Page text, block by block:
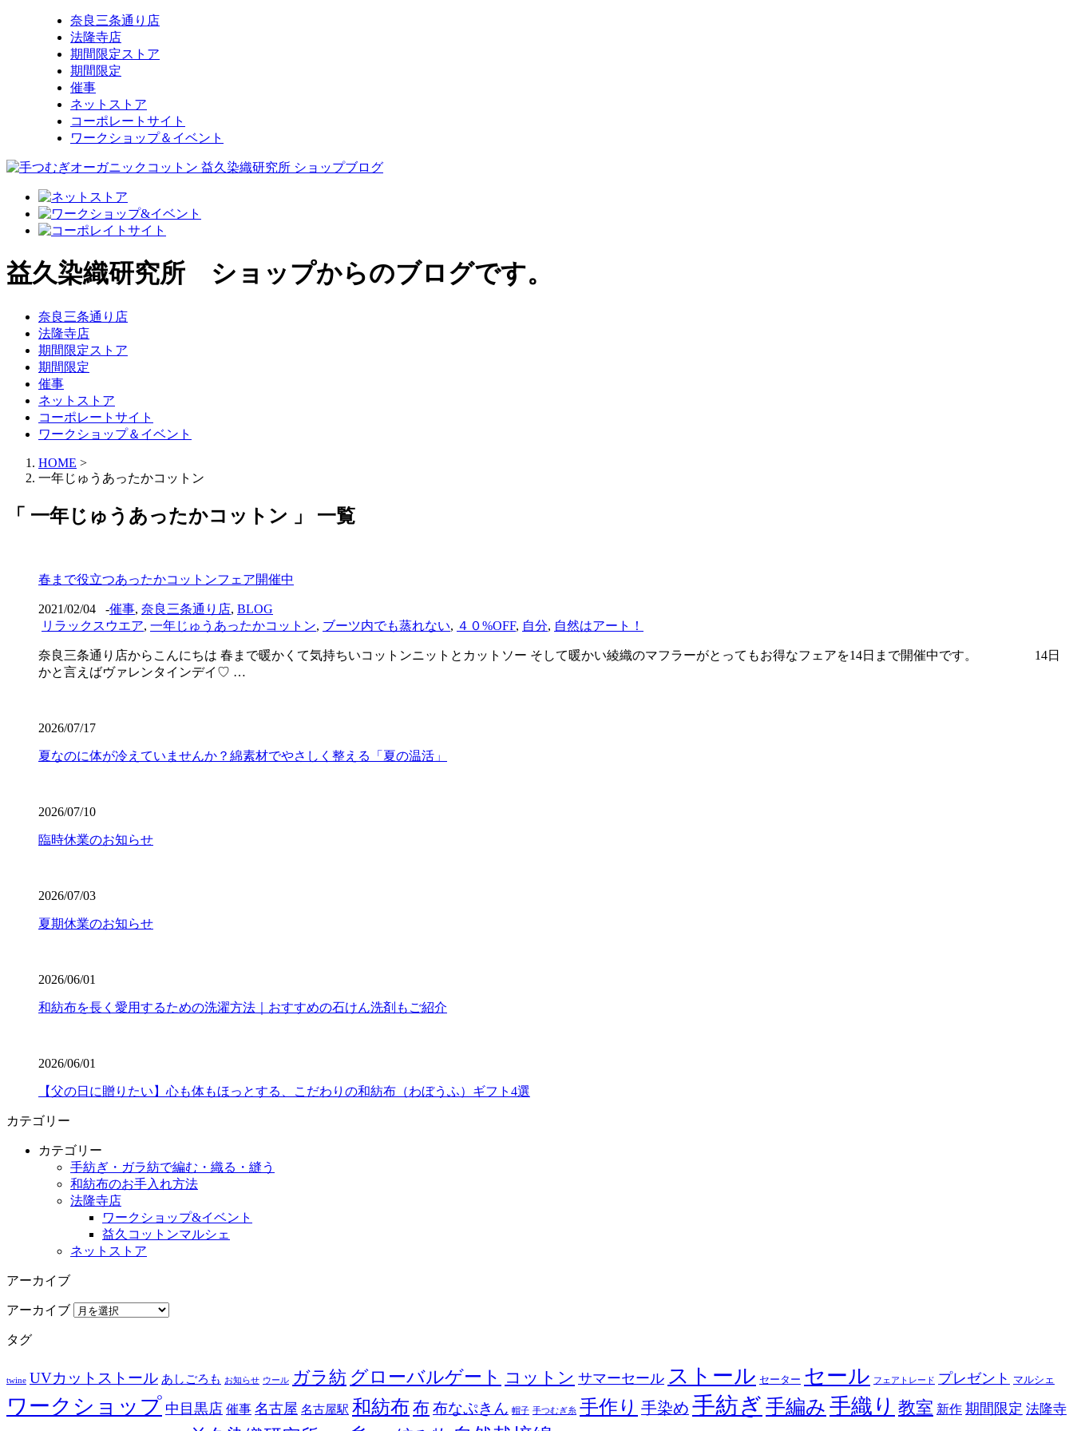
奈良三条通り店
法隆寺店
期間限定ストア
期間限定
催事
ネットストア
コーポレートサイト
ワークショップ＆イベント
益久染織研究所 ショップからのブログです。
奈良三条通り店
法隆寺店
期間限定ストア
期間限定
催事
ネットストア
コーポレートサイト
ワークショップ＆イベント
HOME >
一年じゅうあったかコットン
「 一年じゅうあったかコットン 」 一覧
春まで役立つあったかコットンフェア開催中
2021/02/04 -催事, 奈良三条通り店, BLOG
リラックスウエア, 一年じゅうあったかコットン, ブーツ内でも蒸れない, ４０%OFF, 自分, 自然はアート！
奈良三条通り店からこんにちは 春まで暖かくて気持ちいコットンニットとカットソー そして暖かい綾織のマフラーがとってもお得なフェアを14日まで開催中です。 14日
かと言えばヴァレンタインデイ♡ …
2026/07/17
夏なのに体が冷えていませんか？綿素材でやさしく整える「夏の温活」
2026/07/10
臨時休業のお知らせ
2026/07/03
夏期休業のお知らせ
2026/06/01
和紡布を長く愛用するための洗濯方法｜おすすめの石けん洗剤もご紹介
2026/06/01
【父の日に贈りたい】心も体もほっとする、こだわりの和紡布（わぼうふ）ギフト4選
カテゴリー
カテゴリー
手紡ぎ・ガラ紡で編む・織る・縫う
和紡布のお手入れ方法
法隆寺店
ワークショップ&イベント
益久コットンマルシェ
ネットストア
アーカイブ
アーカイブ
タグ
twine UVカットストール あしごろも お知らせ ウール ガラ紡 グローバルゲート コットン サマーセール ストール セーター セール フェアトレード プレゼント マルシェ
ワークショップ 中目黒店 催事 名古屋 名古屋駅 和紡布 布布なぷきん 帽子 手つむぎ糸 手作り 手染め 手紡ぎ 手編み 手織り 教室 新作 期間限定 法隆寺